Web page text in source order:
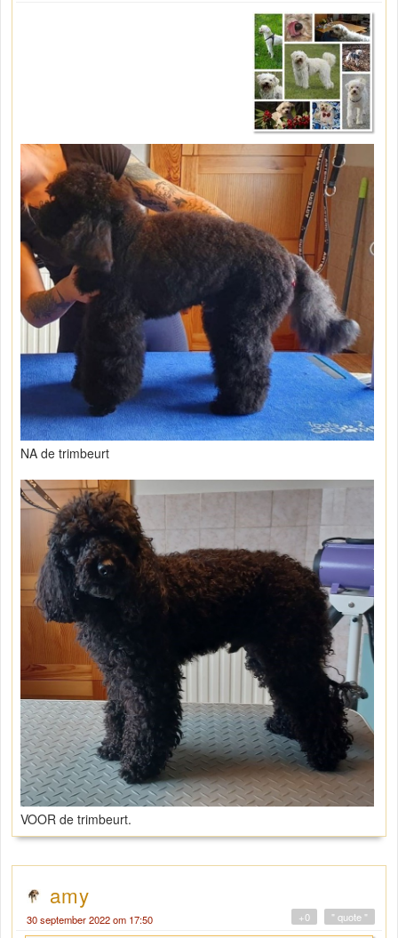
NA de trimbeurt
VOOR de trimbeurt.
amy
30 september 2022 om 17:50 " quote "
+0